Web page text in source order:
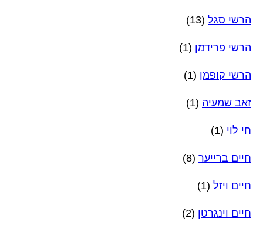
הרשי סגל (13)
הרשי פרידמן (1)
הרשי קופמן (1)
זאב שמעיה (1)
חי לוי (1)
חיים ברייער (8)
חיים ויזל (1)
חיים וינגרטן (2)